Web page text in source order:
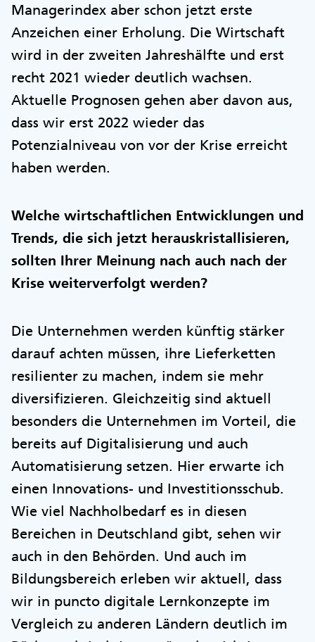
Managerindex aber schon jetzt erste
Anzeichen einer Erholung. Die Wirtschaft
wird in der zweiten Jahreshälfte und erst
recht 2021 wieder deutlich wachsen.
Aktuelle Prognosen gehen aber davon aus,
dass wir erst 2022 wieder das
Potenzialniveau von vor der Krise erreicht
haben werden.
Welche wirtschaftlichen Entwicklungen und
Trends, die sich jetzt herauskristallisieren,
sollten Ihrer Meinung nach auch nach der
Krise weiterverfolgt werden?
Die Unternehmen werden künftig stärker
darauf achten müssen, ihre Lieferketten
resilienter zu machen, indem sie mehr
diversifizieren. Gleichzeitig sind aktuell
besonders die Unternehmen im Vorteil, die
bereits auf Digitalisierung und auch
Automatisierung setzen. Hier erwarte ich
einen Innovations- und Investitionsschub.
Wie viel Nachholbedarf es in diesen
Bereichen in Deutschland gibt, sehen wir
auch in den Behörden. Und auch im
Bildungsbereich erleben wir aktuell, dass
wir in puncto digitale Lernkonzepte im
Vergleich zu anderen Ländern deutlich im